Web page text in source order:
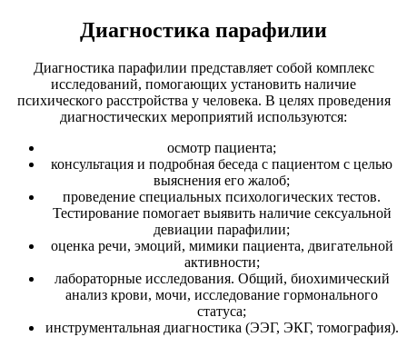
Диагностика парафилии
Диагностика парафилии представляет собой комплекс
исследований, помогающих установить наличие
психического расстройства у человека. В целях проведения
диагностических мероприятий используются:
осмотр пациента;
консультация и подробная беседа с пациентом с целью
выяснения его жалоб;
проведение специальных психологических тестов.
Тестирование помогает выявить наличие сексуальной
девиации парафилии;
оценка речи, эмоций, мимики пациента, двигательной
активности;
лабораторные исследования. Общий, биохимический
анализ крови, мочи, исследование гормонального
статуса;
инструментальная диагностика (ЭЭГ, ЭКГ, томография).